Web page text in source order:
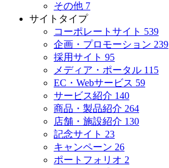
その他 7
サイトタイプ
コーポレートサイト 539
企画・プロモーション 239
採用サイト 95
メディア・ポータル 115
EC・Webサービス 59
サービス紹介 140
商品・製品紹介 264
店舗・施設紹介 130
記念サイト 23
キャンペーン 26
ポートフォリオ 2